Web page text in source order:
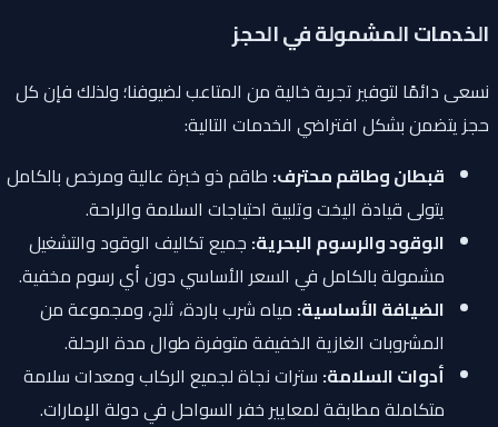
الخدمات المشمولة في الحجز
نسعى دائمًا لتوفير تجربة خالية من المتاعب لضيوفنا؛ ولذلك فإن كل
حجز يتضمن بشكل افتراضي الخدمات التالية:
قبطان وطاقم محترف:طاقم ذو خبرة عالية ومرخص بالكامل
يتولى قيادة اليخت وتلبية احتياجات السلامة والراحة.
الوقود والرسوم البحرية:جميع تكاليف الوقود والتشغيل
مشمولة بالكامل في السعر الأساسي دون أي رسوم مخفية.
الضيافة الأساسية:مياه شرب باردة، ثلج، ومجموعة من
المشروبات الغازية الخفيفة متوفرة طوال مدة الرحلة.
أدوات السلامة:سترات نجاة لجميع الركاب ومعدات سلامة
متكاملة مطابقة لمعايير خفر السواحل في دولة الإمارات.